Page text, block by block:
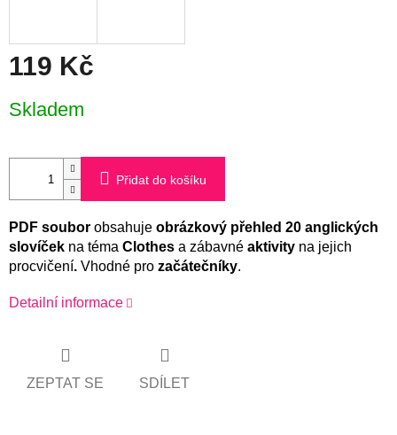
119 Kč
cena:
Skladem
Přidat do košíku
PDF soubor obsahuje obrázkový přehled 20 anglických
slovíček na téma Clothes a zábavné aktivity na jejich
procvičení. Vhodné pro začátečníky.
Detailní informace
ZEPTAT SE SDÍLET